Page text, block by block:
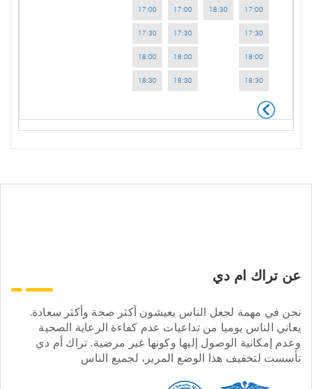
17:00
17:30
18:00
18:30
18:30
17:00
17:30
18:00
18:30
17:00
17:30
18:00
18:30
عن تراك ام دي
نحن في مهمة لجعل الناس يعيشون أكثر صحة وأكثر سعادة.
يعاني الناس يوميا من تداعيات عدم كفاءة الرعاية الصحية
وعدم إمكانية الوصول إليها وكونها غير مرضية. تراك أم دي
تأسست لتخفيف هذا الوضع المرير، لجميع الناس